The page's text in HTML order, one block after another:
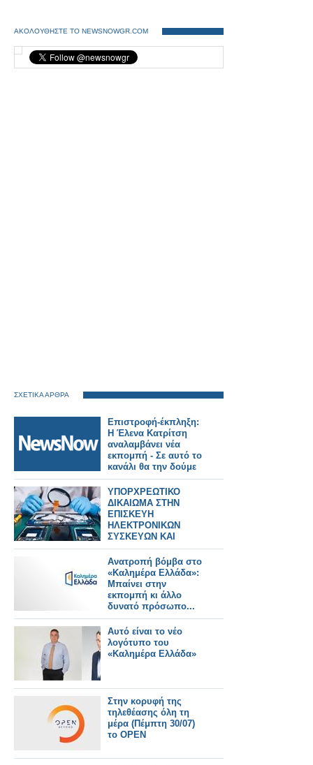
ΑΚΟΛΟΥΘΗΣΤΕ ΤΟ NEWSNOWGR.COM
ΣΧΕΤΙΚΑ ΑΡΘΡΑ
Επιστροφή-έκπληξη:
Η Έλενα Κατρίτση
αναλαμβάνει νέα
εκπομπή - Σε αυτό το
κανάλι θα την δούμε
ΥΠΟΡΧΡΕΩΤΙΚΟ
ΔΙΚΑΙΩΜΑ ΣΤΗΝ
ΕΠΙΣΚΕΥΗ
ΗΛΕΚΤΡΟΝΙΚΩΝ
ΣΥΣΚΕΥΩΝ ΚΑΙ
SPARTPHONES ΣΤΗΝ
ΕΛΛΑΔΑ
Ανατροπή βόμβα στο
«Καλημέρα Ελλάδα»:
Μπαίνει στην
εκπομπή κι άλλο
δυνατό πρόσωπο...
Αυτό είναι το νέο
λογότυπο του
«Καλημέρα Ελλάδα»
Στην κορυφή της
τηλεθέασης όλη τη
μέρα (Πέμπτη 30/07)
το OPEN